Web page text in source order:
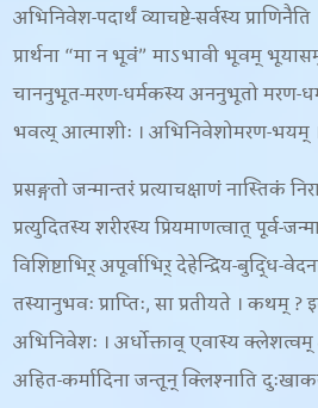
अभिनिवेश-पदार्थं व्याचष्टे-सर्वस्य
प्रार्थना “मा न भूवं” माऽभावी भूवम्
चाननुभूत-मरण-धर्मकस्य अननुभूतो मरण-
भवत्य् आत्माशीः । अभिनिवेशोमरण-भयम्
प्रसङ्गतो जन्मान्तरं प्रत्याचक्षाणं नास्तिकं
प्रत्युदितस्य शरीरस्य प्रियमाणत्वात् पूर्व-
विशिष्टाभिर् अपूर्वाभिर् देहेन्द्रिय-बुद्धि-
तस्यानुभवः प्राप्तिः, सा प्रतीयते । कथम्
अभिनिवेशः । अर्धोक्ताव् एवास्य
अहित-कर्मादिना जन्तून् क्लिश्नाति